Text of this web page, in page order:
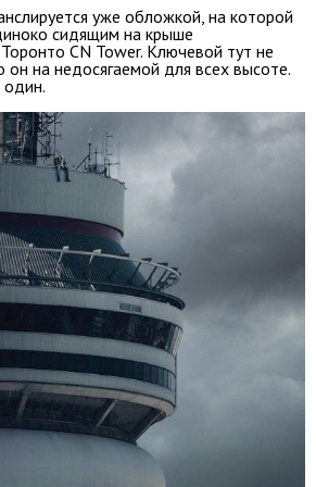
уже обложкой, на которой
сидящим на крыше
CN Tower. Ключевой тут не
он на недосягаемой для всех высоте.